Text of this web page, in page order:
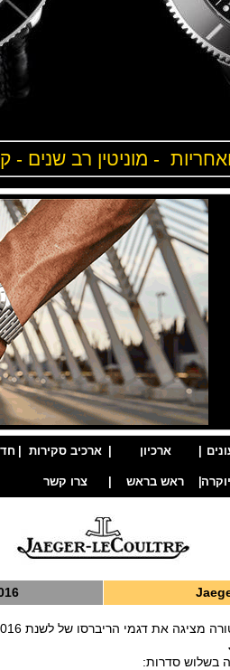
- מוניטין רב שנים -
ארכיון ארכיב סקירות
ראש בראש צרו קשר
את דגמי הריברסו של לשנת 2016 לקראת תערוכת